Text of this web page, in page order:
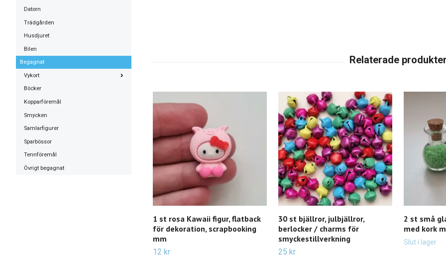
Datorn
Trädgården
Husdjuret
Bilen
Begagnat
Vykort
Böcker
Kopparföremål
Smycken
Samlarfigurer
Sparbössor
Tennföremål
Övrigt begagnat
1 st rosa Kawaii figur, flatback
för dekoration, scrapbooking
mm
12 kr
30 st bjällror, julbjällror,
berlocker / charms för
smyckestillverkning
25 kr
2 st små
med kork
Slut i lager